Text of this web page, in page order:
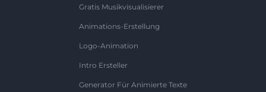
Gratis Musikvisualisierer
Animations-Erstellung
Logo-Animation
Intro Ersteller
Generator Für Animierte Texte